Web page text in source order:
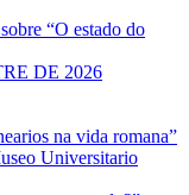
“O estado do
DE 2026
na vida romana”
Universitario